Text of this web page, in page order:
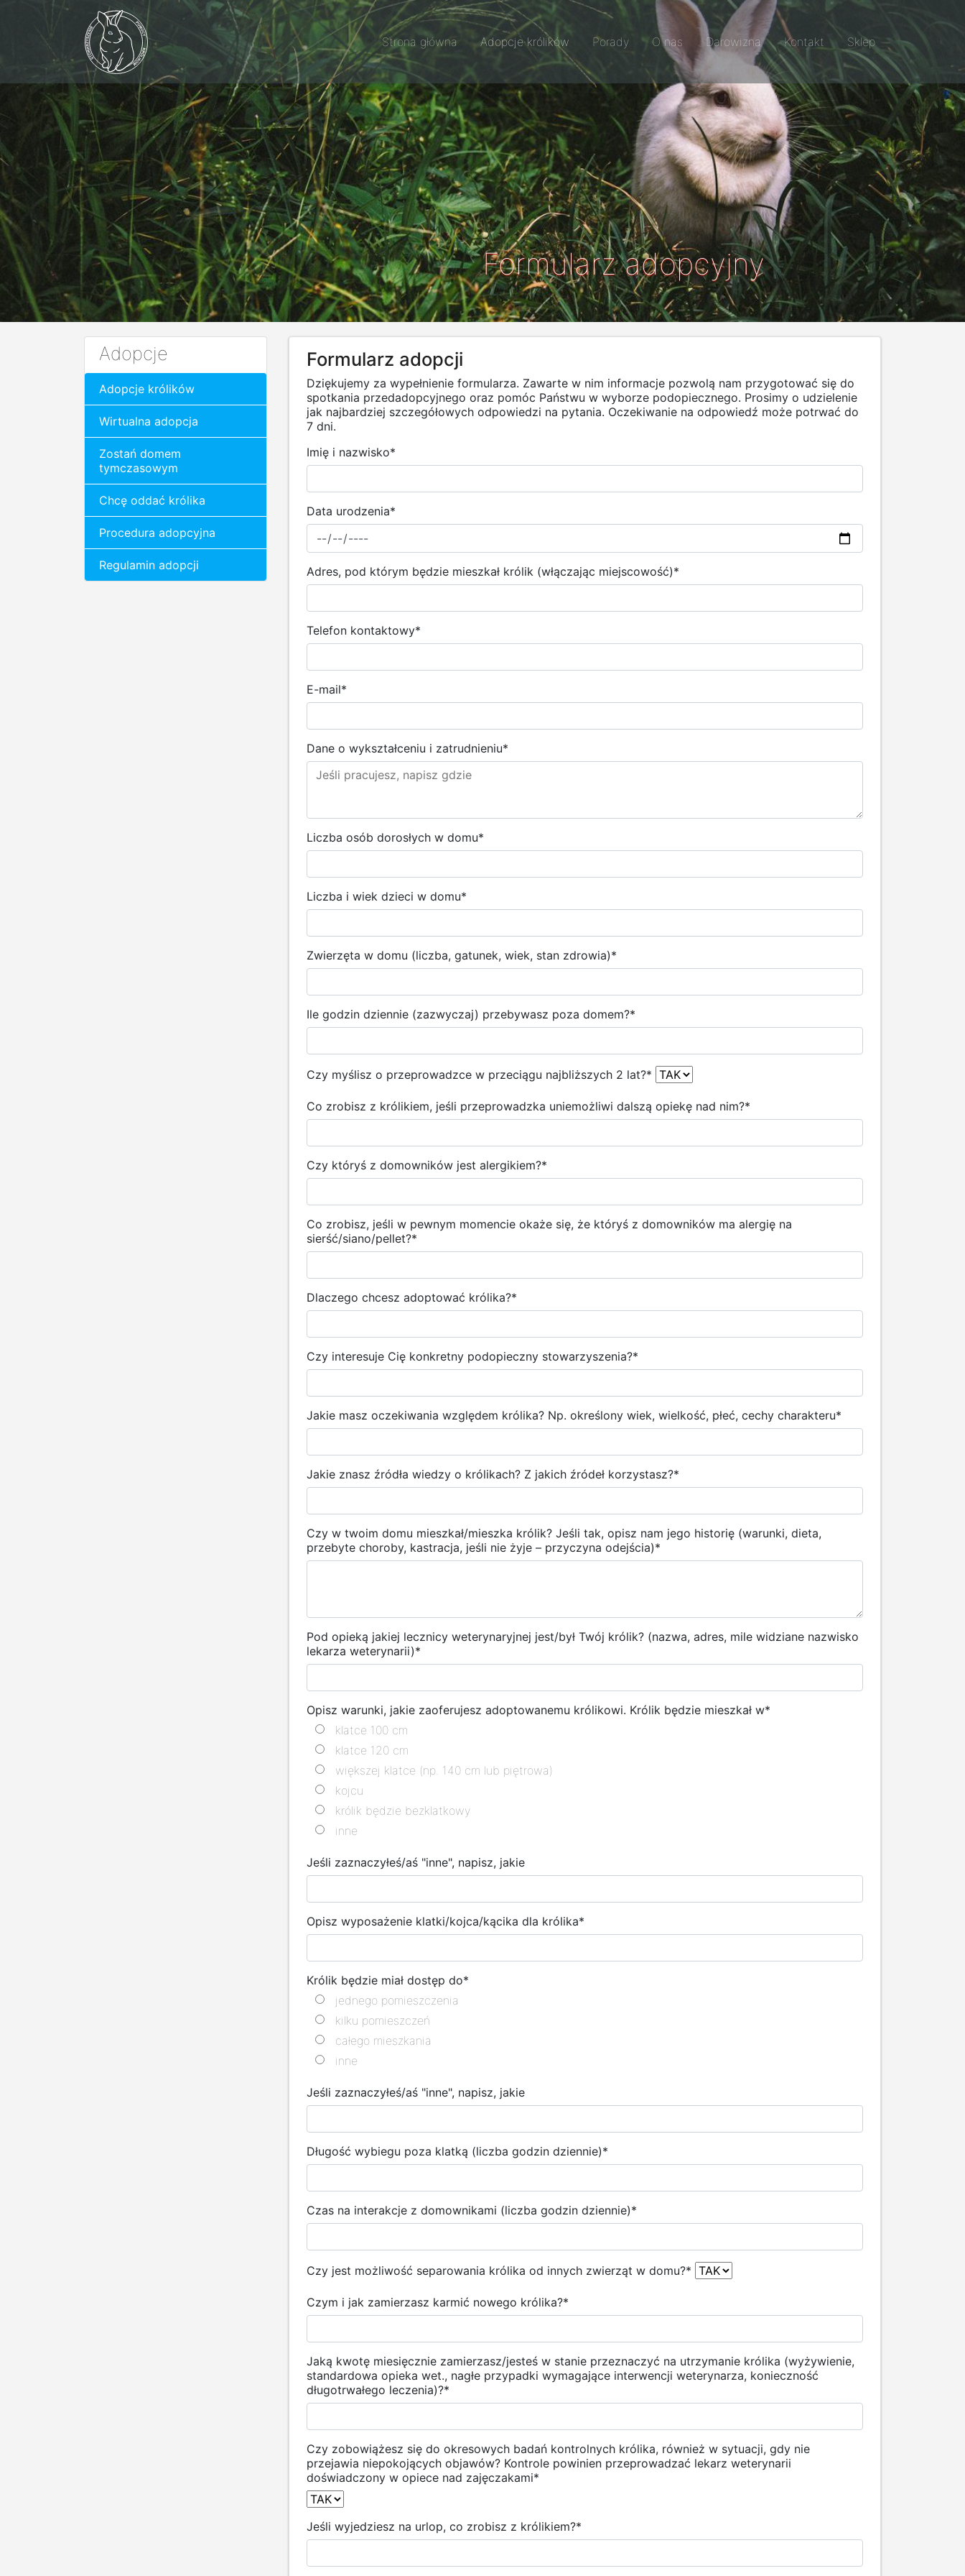
Strona główna Adopcje królików Porady O nas Darowizna Kontakt Sklep
Formularz adopcyjny
Adopcje
Adopcje królików
Wirtualna adopcja
Zostań domem
tymczasowym
Chcę oddać królika
Procedura adopcyjna
Regulamin adopcji
Formularz adopcji
Dziękujemy za wypełnienie formularza. Zawarte w nim informacje pozwolą nam przygotować się do
spotkania przedadopcyjnego oraz pomóc Państwu w wyborze podopiecznego. Prosimy o udzielenie
jak najbardziej szczegółowych odpowiedzi na pytania. Oczekiwanie na odpowiedź może potrwać do
7 dni.
Imię i nazwisko*
Data urodzenia*
Adres, pod którym będzie mieszkał królik (włączając miejscowość)*
Telefon kontaktowy*
E-mail*
Dane o wykształceniu i zatrudnieniu*
Liczba osób dorosłych w domu*
Liczba i wiek dzieci w domu*
Zwierzęta w domu (liczba, gatunek, wiek, stan zdrowia)*
Ile godzin dziennie (zazwyczaj) przebywasz poza domem?*
Czy myślisz o przeprowadzce w przeciągu najbliższych 2 lat?*
Co zrobisz z królikiem, jeśli przeprowadzka uniemożliwi dalszą opiekę nad nim?*
Czy któryś z domowników jest alergikiem?*
Co zrobisz, jeśli w pewnym momencie okaże się, że któryś z domowników ma alergię na
sierść/siano/pellet?*
Dlaczego chcesz adoptować królika?*
Czy interesuje Cię konkretny podopieczny stowarzyszenia?*
Jakie masz oczekiwania względem królika? Np. określony wiek, wielkość, płeć, cechy charakteru*
Jakie znasz źródła wiedzy o królikach? Z jakich źródeł korzystasz?*
Czy w twoim domu mieszkał/mieszka królik? Jeśli tak, opisz nam jego historię (warunki, dieta,
przebyte choroby, kastracja, jeśli nie żyje – przyczyna odejścia)*
Pod opieką jakiej lecznicy weterynaryjnej jest/był Twój królik? (nazwa, adres, mile widziane nazwisko
lekarza weterynarii)*
Opisz warunki, jakie zaoferujesz adoptowanemu królikowi. Królik będzie mieszkał w*
klatce 100 cm
klatce 120 cm
większej klatce (np. 140 cm lub piętrowa)
kojcu
królik będzie bezklatkowy
inne
Jeśli zaznaczyłeś/aś "inne", napisz, jakie
Opisz wyposażenie klatki/kojca/kącika dla królika*
Królik będzie miał dostęp do*
jednego pomieszczenia
kilku pomieszczeń
całego mieszkania
inne
Jeśli zaznaczyłeś/aś "inne", napisz, jakie
Długość wybiegu poza klatką (liczba godzin dziennie)*
Czas na interakcje z domownikami (liczba godzin dziennie)*
Czy jest możliwość separowania królika od innych zwierząt w domu?*
Czym i jak zamierzasz karmić nowego królika?*
Jaką kwotę miesięcznie zamierzasz/jesteś w stanie przeznaczyć na utrzymanie królika (wyżywienie,
standardowa opieka wet., nagłe przypadki wymagające interwencji weterynarza, konieczność
długotrwałego leczenia)?*
Czy zobowiążesz się do okresowych badań kontrolnych królika, również w sytuacji, gdy nie
przejawia niepokojących objawów? Kontrole powinien przeprowadzać lekarz weterynarii
doświadczony w opiece nad zajęczakami*
Jeśli wyjedziesz na urlop, co zrobisz z królikiem?*